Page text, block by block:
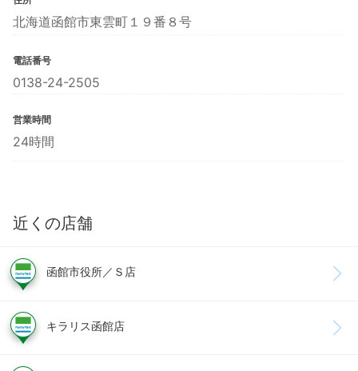
北海道函館市東雲町１９番８号
電話番号
0138-24-2505
営業時間
24時間
近くの店舗
函館市役所／Ｓ店
キラリス函館店